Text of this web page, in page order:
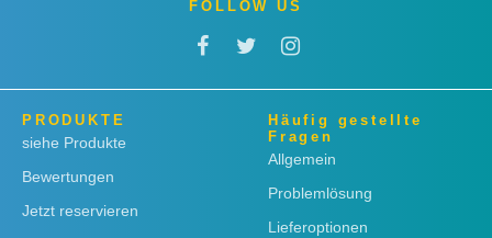
FOLLOW US
PRODUKTE
siehe Produkte
Bewertungen
Jetzt reservieren
Häufig gestellte
Fragen
Allgemein
Problemlösung
Lieferoptionen